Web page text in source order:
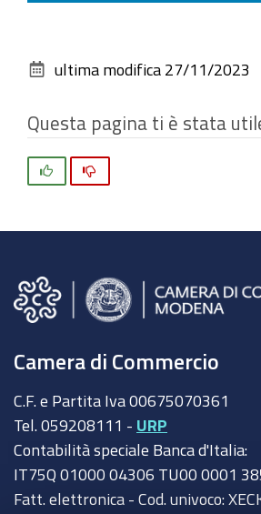
dimensioni
documento
ultima modifica 27/11/2023
Questa pagina ti è stata
Camera di Commercio
C.F. e Partita Iva 00675070361
Tel. 059208111 - URP
Contabilità speciale Banca d'Italia:
IT75Q 01000 04306 TU00 0001
Fatt. elettronica - Cod. univoco: